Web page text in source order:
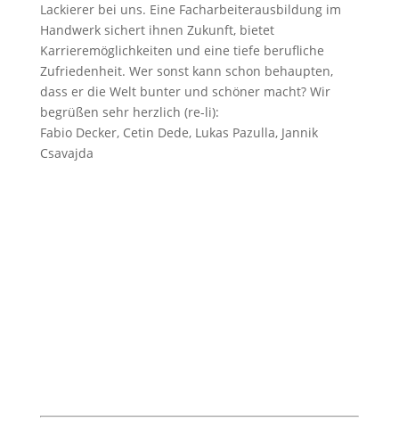
Lackierer bei uns. Eine Facharbeiterausbildung im
Handwerk sichert ihnen Zukunft, bietet
Karrieremöglichkeiten und eine tiefe berufliche
Zufriedenheit. Wer sonst kann schon behaupten,
dass er die Welt bunter und schöner macht? Wir
begrüßen sehr herzlich (re-li):
Fabio Decker, Cetin Dede, Lukas Pazulla, Jannik
Csavajda